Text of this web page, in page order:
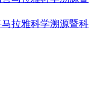
拉雅科学溯源暨科